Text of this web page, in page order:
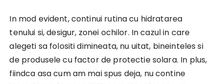
In mod evident, continui rutina cu hidratarea
tenului si, desigur, zonei ochilor. In cazul in care
alegeti sa folositi dimineata, nu uitat, bineinteles si
de produsele cu factor de protectie solara. In plus,
fiindca asa cum am mai spus deja, nu contine